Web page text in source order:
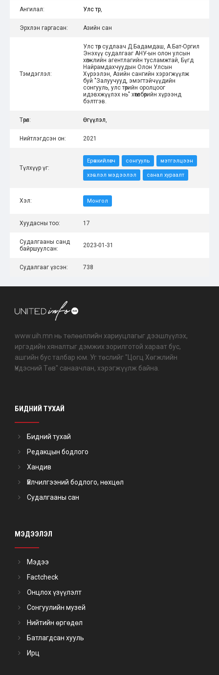
Ангилал: Улс төр
Эрхлэн гаргасан: Азийн сан
Тэмдэглэл:
Улс төр судлаач Д.Бадамдаш, А.Бат-Оргил
Энэхүү судалгааг АНУ-ын олон улсын
хөгжлийн агентлагийн тусламжтай, Бүгд
Найрамдахчуудын Олон Улсын
Хүрээлэн, Азийн сангийн хэрэгжүүлж
буй "Залуучууд, эмэгтэйчүүдийн
сонгууль, улс төрийн оролцоог
идэвхжүүлэх нь" хөтөлбөрийн хүрээнд
бэлтгэв.
Төрөл: Өгүүлэл
Нийтлэгдсэн он: 2021
Түлхүүр үг:
Ерөнхийлөгч сонгууль мэтгэлцээн
хэвлэл мэдээлэл санал хураалт
Хэл: Монгол
Хуудасны тоо: 17
Судалгааны санд
байршуулсан:
2023-01-31
Судалгааг үзсэн: 738
www.uih.mn нь төлөөллийн хариуцлагыг дээшлүүлэх,
иргэдийн хяналтыг дэмжих зорилготой хараат бус,
ашгийн бус талбар юм. Уг төслийг "Цогц Хөгжлийн
Үндэсний Төв" санаачлан, хэрэгжүүлж байна.
БИДНИЙ ТУХАЙ
Бидний тухай
Редакцын бодлого
Хандив
Үйлчилгээний бодлого, нөхцөл
Судалгааны сан
МЭДЭЭЛЭЛ
Мэдээ
Factcheck
Онцлох үзүүлэлт
Сонгуулийн музей
Нийтийн өргөдөл
Батлагдсан хууль
Ирц